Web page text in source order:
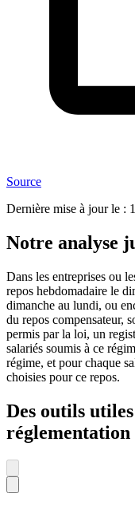
Source
Dernière mise à jour le :
Notre analyse
Dans les entreprises ou
repos hebdomadaire le
dimanche au lundi, ou
du repos compensateur,
permis par la loi, un
salariés soumis à ce
régime, et pour chaque
choisies pour ce repos.
Des outils
réglementation